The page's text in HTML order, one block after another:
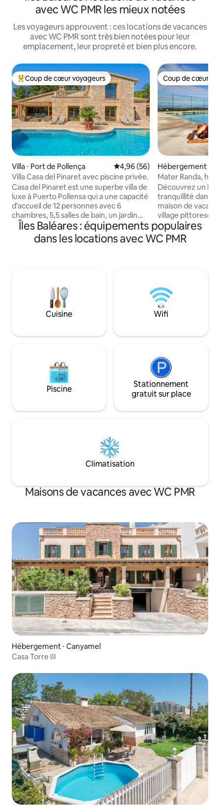
avec WC PMR les mieux notées
Les voyageurs approuvent : ces locations de vacances
avec WC PMR sont très bien notées pour leur
emplacement, leur propreté et bien plus encore.
Coups de cœur voyageurs les plus appréciés
Coup de cœur voyageurs
Villa ⋅ Port de Pollença Évaluation moyenne sur la
4,96 (56)
Villa Casa del Pinaret avec piscine privée.
Casa del Pinaret est une superbe villa de
luxe à Puerto Pollensa qui a une capacité
d'accueil de 12 personnes avec 6
chambres, 5,5 salles de bain, un jardin
massif et une terrasse, une grande
piscine privée qui peut être chauffée
(facultatif), un jacuzzi et un barbecue. -
entièrement climatisé. - Internet WIFI. -
Chaînes de télévision internationales :
Coup de cœur
Coup de cœur
Hébergement ⋅
Mater Randa,
Découvrez un
tranquillité dans
maison de
village
endroit,
serein, est parfait
brouhaha de la
chacune avec sa
attenante et
supplémentaires,
tout l'espace et
Îles Baléares : équipements populaires
dans les locations avec WC PMR
Cuisine Wifi
Piscine
Stationnement
gratuit sur place
Climatisation
Maisons de vacances avec WC PMR
Hébergement ⋅ Canyamel
Casa Torre III